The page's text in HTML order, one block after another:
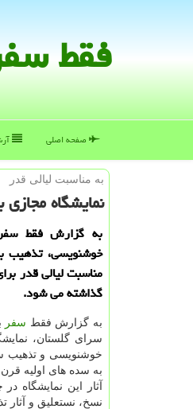
فقط
صفحه اصلی
به مناسبت لیالی قدر
نمایشگاه
به گزارش فقط سفر
خوشنویسی، تذهیب
مناسبت لیالی قدر
گذاشته می شود.
به گزارش فقط سفر
سرای گلستان،
خوشنویسی و تذهیب
به سده های اولیه
نسخ، نستعلیق و